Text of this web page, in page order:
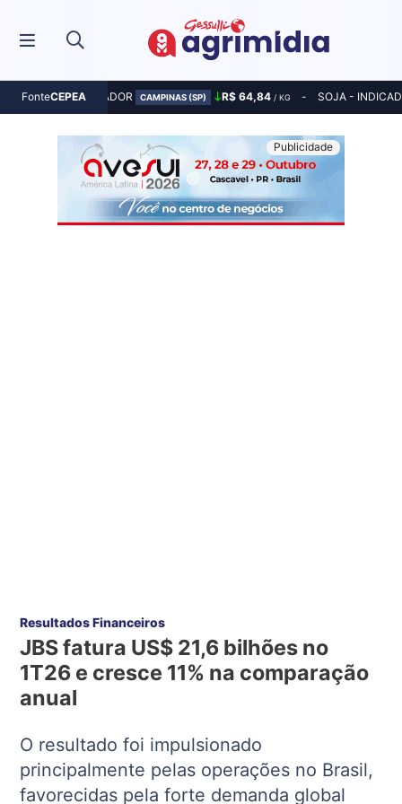
FonteCEPEA
MILHO - INDICADOR CAMPINAS (SP) R$ 64,84 / KG SOJA -
Resultados Financeiros
JBS fatura US$ 21,6 bilhões no
1T26 e cresce 11% na comparação
anual
O resultado foi impulsionado
principalmente pelas operações no Brasil,
favorecidas pela forte demanda global